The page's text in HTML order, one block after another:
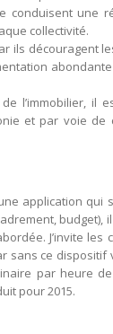
conduisent une
collectivité.
ils découragent
l’immobilier, il
et par voie de
application qui
budget),
J’invite
sans ce
par heure
pour 2015.